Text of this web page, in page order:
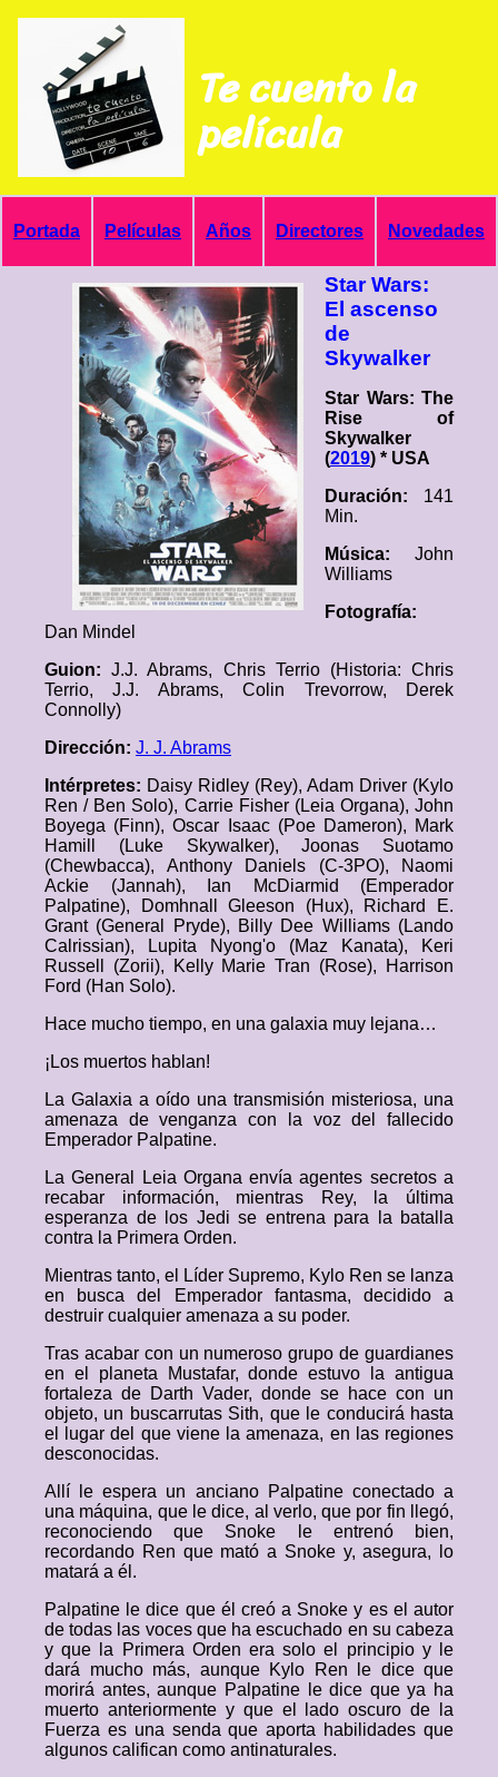
Te cuento la
película
Portada Películas Años Directores Novedades
Star Wars:
El ascenso
de
Skywalker
Star Wars: The
Rise of
Skywalker
(2019) * USA
Duración: 141
Min.
Música: John
Williams
Fotografía:
Dan Mindel
Guion:J.J. Abrams, Chris Terrio (Historia: Chris
Terrio, J.J. Abrams, Colin Trevorrow, Derek
Connolly)
Dirección: J. J. Abrams
Intérpretes: Daisy Ridley (Rey), Adam Driver (Kylo
Ren / Ben Solo), Carrie Fisher (Leia Organa), John
Boyega (Finn), Oscar Isaac (Poe Dameron), Mark
Hamill (Luke Skywalker), Joonas Suotamo
(Chewbacca), Anthony Daniels (C-3PO), Naomi
Ackie (Jannah), Ian McDiarmid (Emperador
Palpatine), Domhnall Gleeson (Hux), Richard E.
Grant (General Pryde), Billy Dee Williams (Lando
Calrissian), Lupita Nyong'o (Maz Kanata), Keri
Russell (Zorii), Kelly Marie Tran (Rose), Harrison
Ford (Han Solo).
Hace mucho tiempo, en una galaxia muy lejana…
¡Los muertos hablan!
La Galaxia a oído una transmisión misteriosa, una
amenaza de venganza con la voz del fallecido
Emperador Palpatine.
La General Leia Organa envía agentes secretos a
recabar información, mientras Rey, la última
esperanza de los Jedi se entrena para la batalla
contra la Primera Orden.
Mientras tanto, el Líder Supremo, Kylo Ren se lanza
en busca del Emperador fantasma, decidido a
destruir cualquier amenaza a su poder.
Tras acabar con un numeroso grupo de guardianes
en el planeta Mustafar, donde estuvo la antigua
fortaleza de Darth Vader, donde se hace con un
objeto, un buscarrutas Sith, que le conducirá hasta
el lugar del que viene la amenaza, en las regiones
desconocidas.
Allí le espera un anciano Palpatine conectado a
una máquina, que le dice, al verlo, que por fin llegó,
reconociendo que Snoke le entrenó bien,
recordando Ren que mató a Snoke y, asegura, lo
matará a él.
Palpatine le dice que él creó a Snoke y es el autor
de todas las voces que ha escuchado en su cabeza
y que la Primera Orden era solo el principio y le
dará mucho más, aunque Kylo Ren le dice que
morirá antes, aunque Palpatine le dice que ya ha
muerto anteriormente y que el lado oscuro de la
Fuerza es una senda que aporta habilidades que
algunos califican como antinaturales.